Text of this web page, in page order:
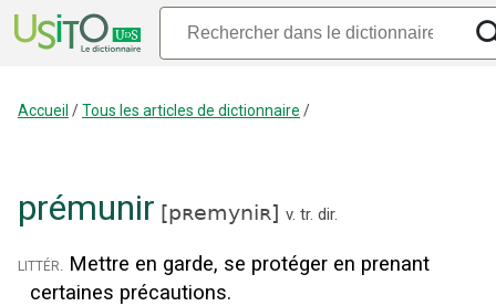
Accueil /Tous les articles de dictionnaire /
prémunir [pʀemyniʀ] v. tr. dir.
littér. Mettre en garde, se protéger en prenant
certaines précautions.